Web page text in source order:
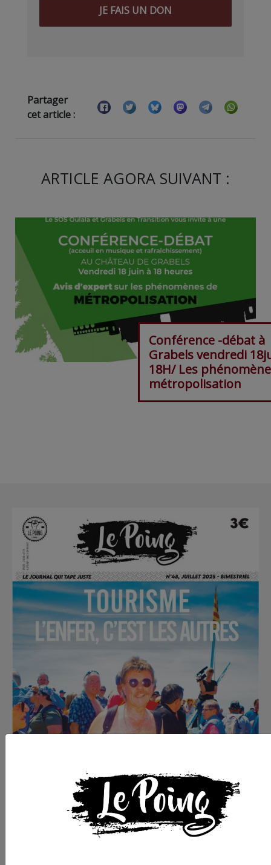
JE FAIS UN DON
Partager
cet article :
ARTICLE AGORA SUIVANT :
Conférence -débat à
Grabels vendredi
18H/ Les
métropolisation